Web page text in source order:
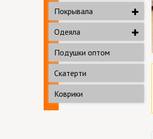
Покрывала
Одеяла
Подушки оптом
Скатерти
Коврики